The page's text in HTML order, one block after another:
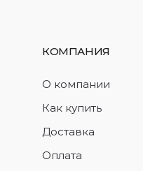
КОМПАНИЯ
О компании
Как купить
Доставка
Оплата